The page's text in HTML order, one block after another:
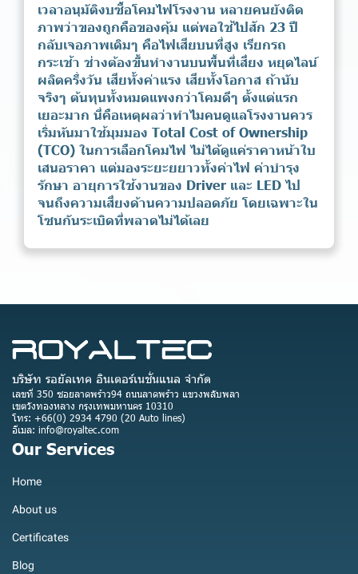
เวลาอนุมัติงบซื้อโคมไฟโรงงาน หลายคนยังติด
ภาพว่าของถูกคือของคุ้ม แต่พอใช้ไปสัก 23 ปี
กลับเจอภาพเดิมๆ คือไฟเสียบนที่สูง เรียกรถ
กระเช้า ช่างต้องขึ้นทำงานบนพื้นที่เสี่ยง หยุดไลน์
ผลิตครึ่งวัน เสียทั้งค่าแรง เสียทั้งโอกาส ถ้านับ
จริงๆ ต้นทุนทั้งหมดแพงกว่าโคมดีๆ ตั้งแต่แรก
เยอะมาก นี่คือเหตุผลว่าทำไมคนดูแลโรงงานควร
เริ่มหันมาใช้มุมมอง Total Cost of Ownership
(TCO) ในการเลือกโคมไฟ ไม่ได้ดูแค่ราคาหน้าใบ
เสนอราคา แต่มองระยะยยาวทั้งค่าไฟ ค่าบำรุง
รักษา อายุการใช้งานของ Driver และ LED ไป
จนถึงความเสี่ยงด้านความปลอดภัย โดยเฉพาะใน
โซนกันระเบิดที่พลาดไม่ได้เลย
บริษัท รอยัลเทค อินเตอร์เนชั่นแนล จำกัด
เลขที่ 350 ซอยลาดพร้าว94 ถนนลาดพร้าว แขวงพลับพลา
เขตวังทองหลาง กรุงเทพมหานคร 10310
โทร: +66(0) 2934 4790 (20 Auto lines)
อีเมล: info@royaltec.com
Our Services
Home
About us
Certificates
Blog